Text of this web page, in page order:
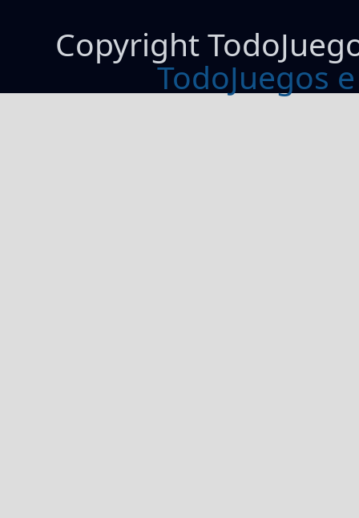
Copyright
TodoJuegos